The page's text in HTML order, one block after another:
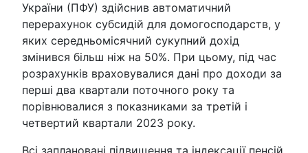
України (ПФУ) здійснив автоматичний
перерахунок субсидій для домогосподарств, у
яких середньомісячний сукупний дохід
змінився більш ніж на 50%. При цьому, під час
розрахунків враховувалися дані про доходи за
перші два квартали поточного року та
порівнювалися з показниками за третій і
четвертий квартали 2023 року.